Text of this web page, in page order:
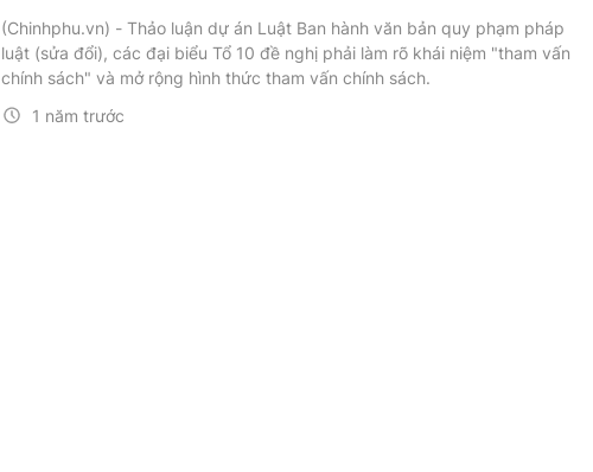
1 năm trước
(Chinhphu.vn) - Thảo luận dự án Luật Ban hành văn bản quy phạm pháp
luật (sửa đổi), các đại biểu Tổ 10 đề nghị phải làm rõ khái niệm "tham vấn
chính sách" và mở rộng hình thức tham vấn chính sách.